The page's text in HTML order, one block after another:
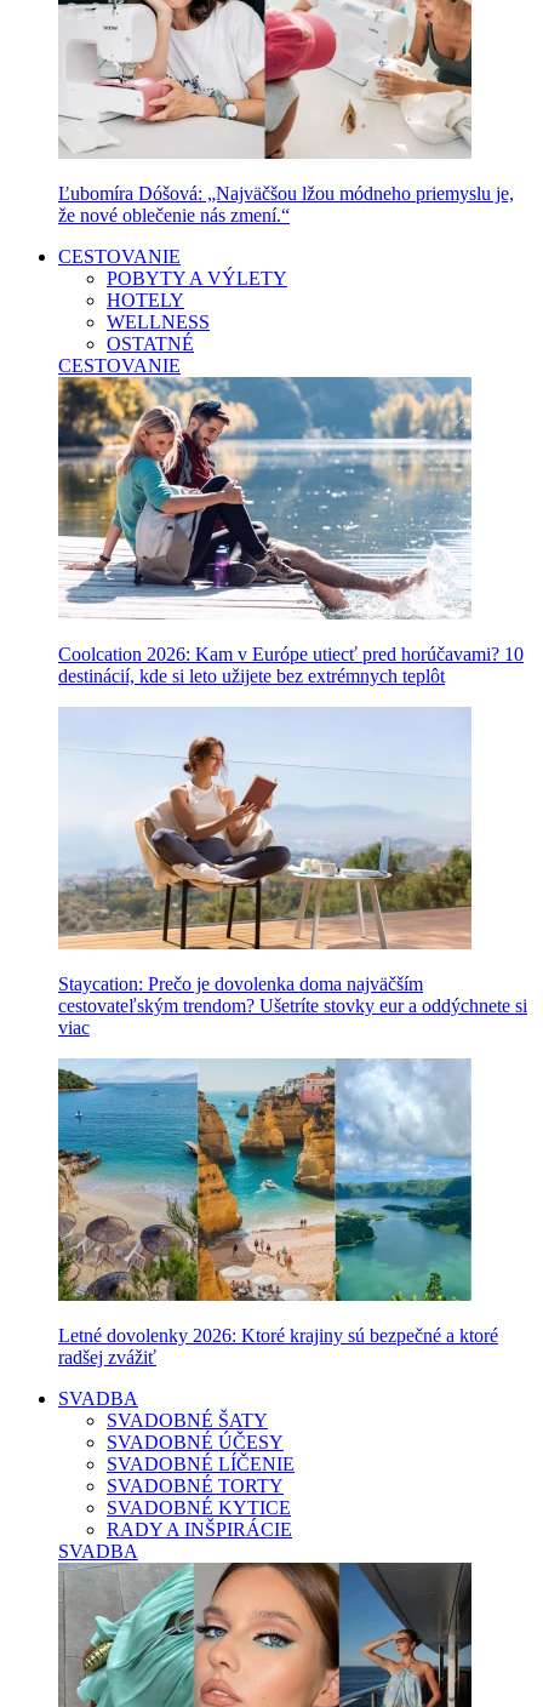
Ľubomíra Dóšová: „Najväčšou lžou módneho priemyslu je,
že nové oblečenie nás zmení.“
CESTOVANIE
POBYTY A VÝLETY
HOTELY
WELLNESS
OSTATNÉ
CESTOVANIE
Coolcation 2026: Kam v Európe utiecť pred horúčavami? 10
destinácií, kde si leto užijete bez extrémnych teplôt
Staycation: Prečo je dovolenka doma najväčším
cestovateľským trendom? Ušetríte stovky eur a oddýchnete si
viac
Letné dovolenky 2026: Ktoré krajiny sú bezpečné a ktoré
radšej zvážiť
SVADBA
SVADOBNÉ ŠATY
SVADOBNÉ ÚČESY
SVADOBNÉ LÍČENIE
SVADOBNÉ TORTY
SVADOBNÉ KYTICE
RADY A INŠPIRÁCIE
SVADBA